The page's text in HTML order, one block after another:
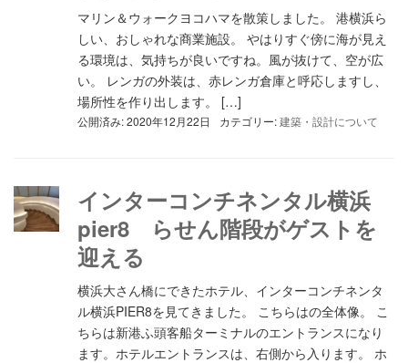
マリン＆ウォークヨコハマを散策しました。 港横浜ら
しい、おしゃれな商業施設。 やはりすぐ傍に海が見え
る環境は、気持ちが良いですね。風が抜けて、空が広
い。 レンガの外装は、赤レンガ倉庫と呼応しますし、
場所性を作り出します。 […]
公開済み: 2020年12月22日 カテゴリー:建築・設計について
インターコンチネンタル横浜
pier8 らせん階段がゲストを
迎える
横浜大さん橋にできたホテル、インターコンチネンタ
ル横浜PIER8を見てきました。 こちらはの全体像。 こ
ちらは新港ふ頭客船ターミナルのエントランスになり
ます。ホテルエントランスは、右側から入ります。 ホ